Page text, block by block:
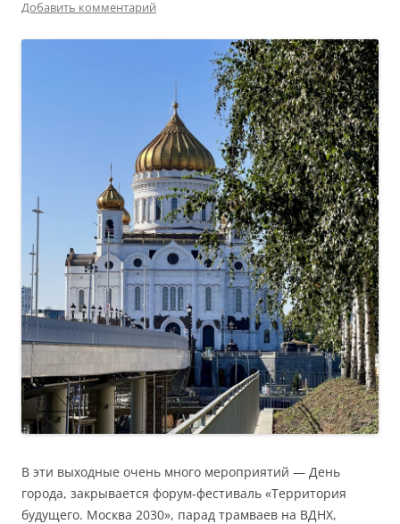
Добавить комментарий
В эти выходные очень много мероприятий — День
города, закрывается форум-фестиваль «Территория
будущего. Москва 2030», парад трамваев на ВДНХ,